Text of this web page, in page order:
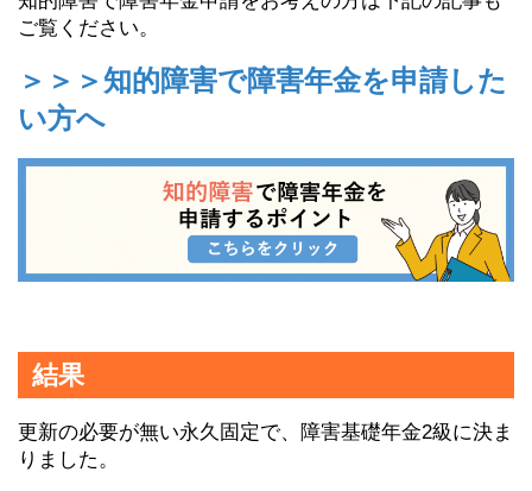
ご覧ください。
＞＞＞知的障害で障害年金を申請した
い方へ
結果
更新の必要が無い永久固定で、障害基礎年金2級に決ま
りました。